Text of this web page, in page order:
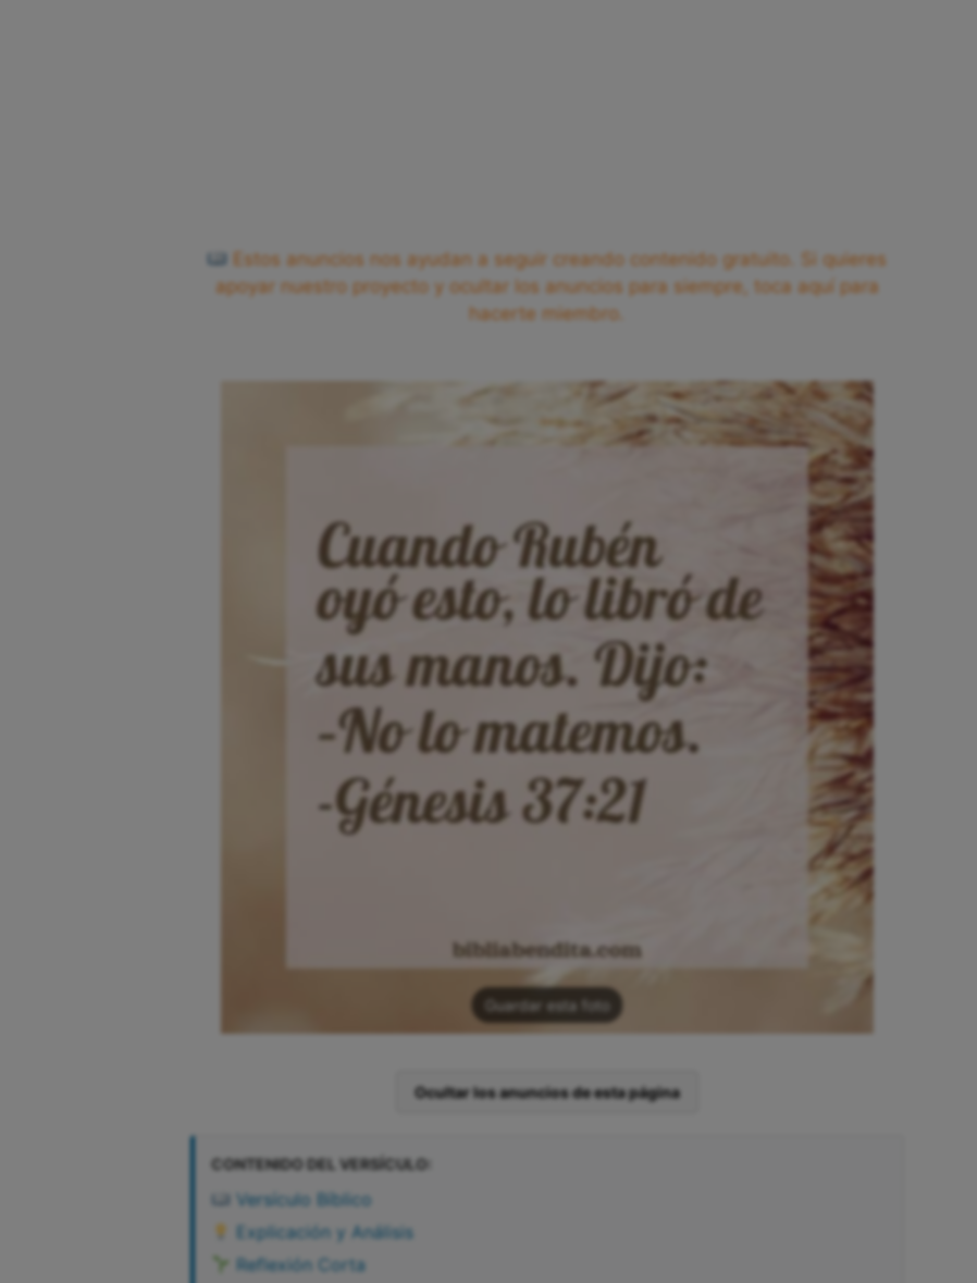
Estos anuncios nos ayudan a seguir creando contenido gratuito. Si quieres
apoyar nuestro proyecto y ocultar los anuncios para siempre, toca aquí para
hacerte miembro.
Guardar esta foto
Ocultar los anuncios de esta página
CONTENIDO DEL VERSÍCULO:
Versículo Bíblico
Explicación y Análisis
Reflexión Corta